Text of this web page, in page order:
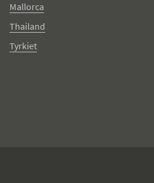
Mallorca
Thailand
Tyrkiet